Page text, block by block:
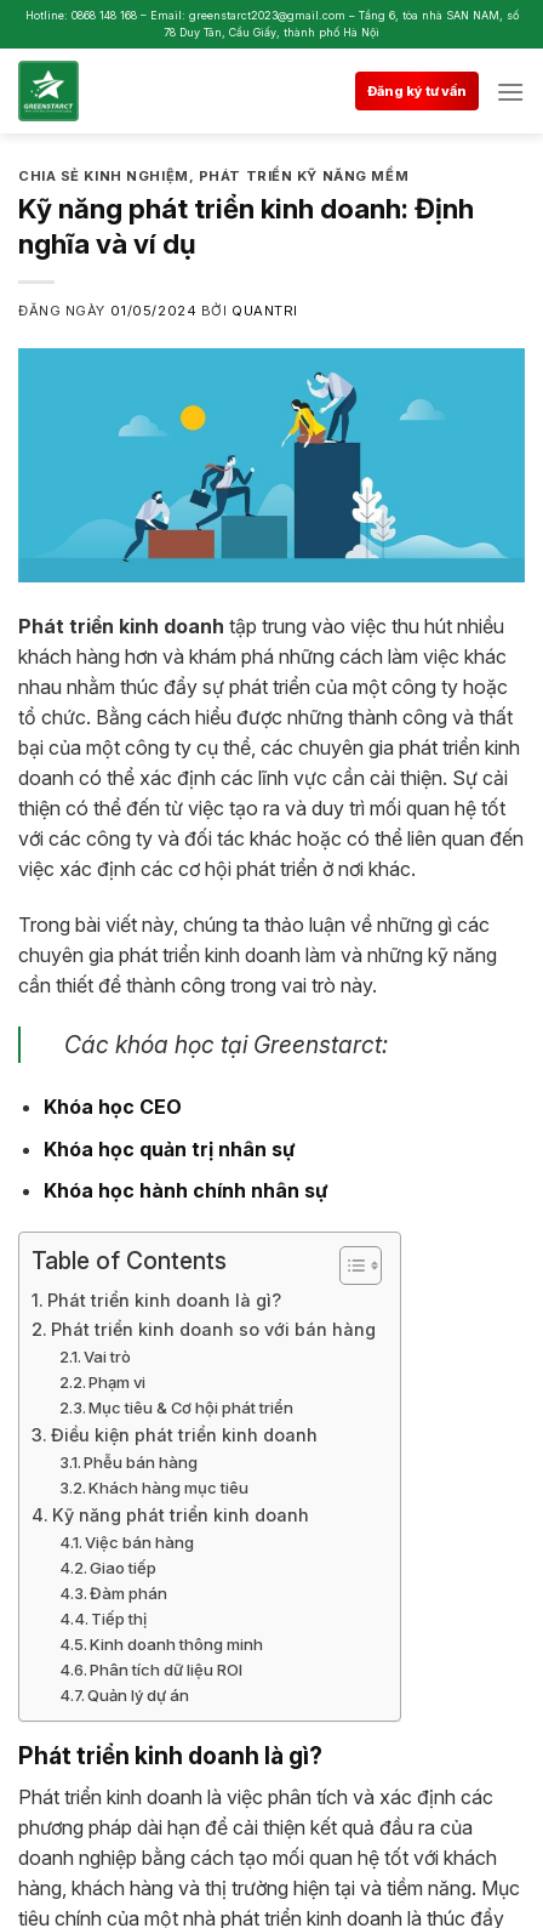
Skip
to
content
Hotline: 0868 148 168 – Email: greenstarct2023@gmail.com – Tầng 6, tòa nhà SAN NAM, số
78 Duy Tân, Cầu Giấy, thành phố Hà Nội
Đăng ký tư vấn
CHIA SẺ KINH NGHIỆM , PHÁT TRIỂN KỸ NĂNG MỀM
Kỹ năng phát triển kinh doanh: Định
nghĩa và ví dụ
ĐĂNG NGÀY 01/05/2024 BỞI QUANTRI
Phát triển kinh doanh tập trung vào việc thu hút nhiều
khách hàng hơn và khám phá những cách làm việc khác
nhau nhằm thúc đẩy sự phát triển của một công ty hoặc
tổ chức. Bằng cách hiểu được những thành công và thất
bại của một công ty cụ thể, các chuyên gia phát triển kinh
doanh có thể xác định các lĩnh vực cần cải thiện. Sự cải
thiện có thể đến từ việc tạo ra và duy trì mối quan hệ tốt
với các công ty và đối tác khác hoặc có thể liên quan đến
việc xác định các cơ hội phát triển ở nơi khác.
Trong bài viết này, chúng ta thảo luận về những gì các
chuyên gia phát triển kinh doanh làm và những kỹ năng
cần thiết để thành công trong vai trò này.
Các khóa học tại Greenstarct:
Khóa học CEO
Khóa học quản trị nhân sự
Khóa học hành chính nhân sự
Table of Contents
Phát triển kinh doanh là gì?
Phát triển kinh doanh so với bán hàng
Vai trò
Phạm vi
Mục tiêu & Cơ hội phát triển
Điều kiện phát triển kinh doanh
Phễu bán hàng
Khách hàng mục tiêu
Kỹ năng phát triển kinh doanh
Việc bán hàng
Giao tiếp
Đàm phán
Tiếp thị
Kinh doanh thông minh
Phân tích dữ liệu ROI
Quản lý dự án
Phát triển kinh doanh là gì?
Phát triển kinh doanh là việc phân tích và xác định các
phương pháp dài hạn để cải thiện kết quả đầu ra của
doanh nghiệp bằng cách tạo mối quan hệ tốt với khách
hàng, khách hàng và thị trường hiện tại và tiềm năng. Mục
tiêu chính của một nhà phát triển kinh doanh là thúc đẩy